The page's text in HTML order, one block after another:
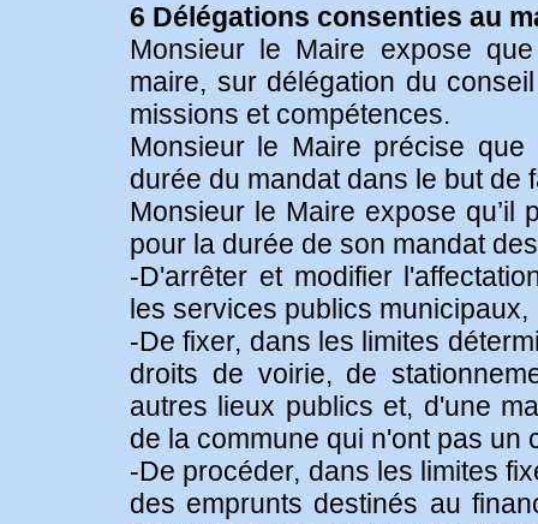
6 Délégations consenties au
Monsieur le Maire expose
maire, sur délégation du
missions et compétences.
Monsieur le Maire précise
durée du mandat dans le but de
Monsieur le Maire expose qu’il
pour la durée de son mandat
-D'arrêter et modifier
les services publics municipaux,
-De fixer, dans les limites
droits de voirie, de
autres lieux publics et, d'une
de la commune qui n'ont pas un
-De procéder, dans les limites
des emprunts destinés au